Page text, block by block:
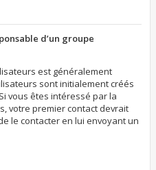
d’un groupe
est généralement
sont initialement créés
vous êtes intéressé par la
votre premier contact devrait
le contacter en lui envoyant un